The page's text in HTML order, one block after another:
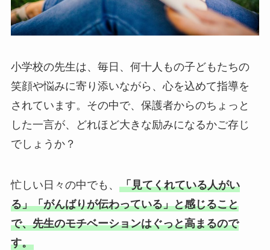
小学校の先生は、毎日、何十人もの子どもたちの
笑顔や悩みに寄り添いながら、心を込めて指導を
されています。その中で、保護者からのちょっと
した一言が、どれほど大きな励みになるかご存じ
でしょうか？
忙しい日々の中でも、 「見てくれている人がい
る」「がんばりが伝わっている」と感じること
で、先生のモチベーションはぐっと高まるので
す。